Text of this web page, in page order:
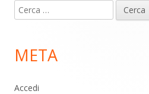
piè
pagina
Ricerca
per:
META
Accedi